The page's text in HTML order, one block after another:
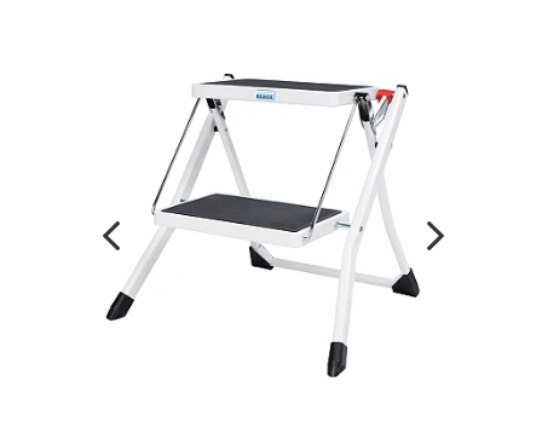
Wcześniejsza
strona